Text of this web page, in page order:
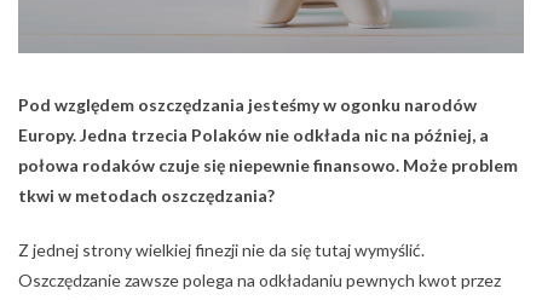
Pod względem oszczędzania jesteśmy w ogonku narodów
Europy. Jedna trzecia Polaków nie odkłada nic na później, a
połowa rodaków czuje się niepewnie finansowo. Może problem
tkwi w metodach oszczędzania?
Z jednej strony wielkiej finezji nie da się tutaj wymyślić.
Oszczędzanie zawsze polega na odkładaniu pewnych kwot przez